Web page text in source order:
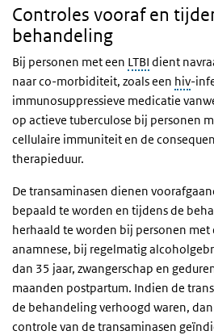
Controles vooraf en
behandeling
Bij personen met een LTBI dient
naar co-morbiditeit, zoals een hiv-
immunosuppressieve medicatie
op actieve tuberculose bij personen
cellulaire immuniteit en de
therapieduur.
De transaminasen dienen
bepaald te worden en tijdens de
herhaald te worden bij personen met
anamnese, bij regelmatig
dan 35 jaar, zwangerschap en
maanden postpartum. Indien de
de behandeling verhoogd waren,
controle van de transaminasen